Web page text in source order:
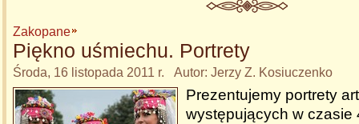
Zakopane
Piękno uśmiechu. Portrety
Środa, 16 listopada 2011 r. Autor: Jerzy Z. Kosiuczenko
Prezentujemy portrety
występujących w czasie